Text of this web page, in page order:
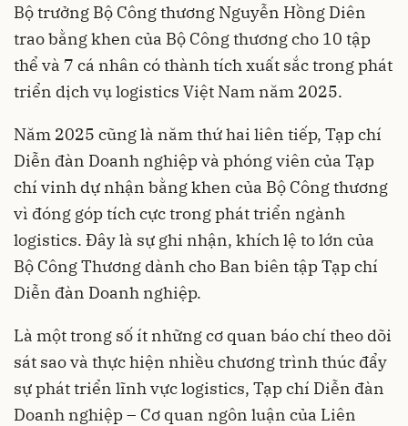
Bộ trưởng Bộ Công thương Nguyễn Hồng Diên
trao bằng khen của Bộ Công thương cho 10 tập
thể và 7 cá nhân có thành tích xuất sắc trong phát
triển dịch vụ logistics Việt Nam năm 2025.
Năm 2025 cũng là năm thứ hai liên tiếp, Tạp chí
Diễn đàn Doanh nghiệp và phóng viên của Tạp
chí vinh dự nhận bằng khen của Bộ Công thương
vì đóng góp tích cực trong phát triển ngành
logistics. Đây là sự ghi nhận, khích lệ to lớn của
Bộ Công Thương dành cho Ban biên tập Tạp chí
Diễn đàn Doanh nghiệp.
Là một trong số ít những cơ quan báo chí theo dõi
sát sao và thực hiện nhiều chương trình thúc đẩy
sự phát triển lĩnh vực logistics, Tạp chí Diễn đàn
Doanh nghiệp – Cơ quan ngôn luận của Liên